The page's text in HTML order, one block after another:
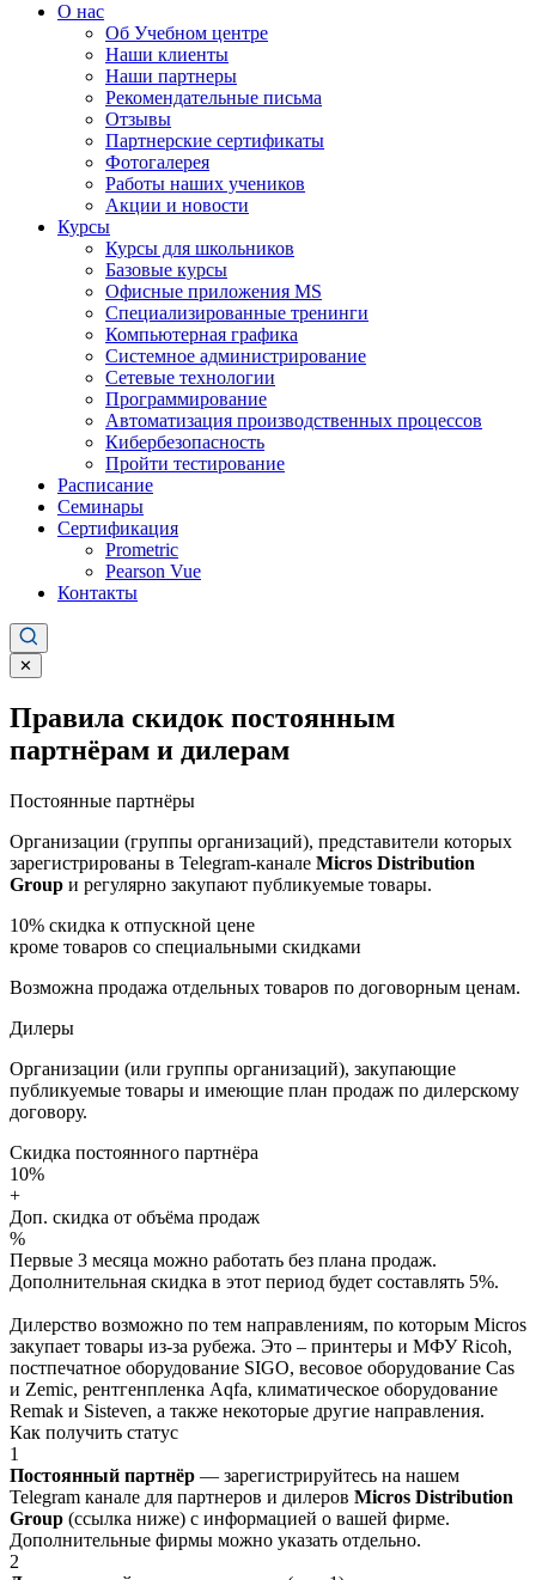
О нас
Об Учебном центре
Наши клиенты
Наши партнеры
Рекомендательные письма
Отзывы
Партнерские сертификаты
Фотогалерея
Работы наших учеников
Акции и новости
Курсы
Курсы для школьников
Базовые курсы
Офисные приложения MS
Специализированные тренинги
Компьютерная графика
Системное администрирование
Сетевые технологии
Программирование
Автоматизация производственных процессов
Кибербезопасность
Пройти тестирование
Расписание
Семинары
Сертификация
Prometric
Pearson Vue
Контакты
✕
Правила скидок постоянным
партнёрам и дилерам
Постоянные партнёры
Организации (группы организаций), представители которых
зарегистрированы в Telegram-канале Micros Distribution
Group и регулярно закупают публикуемые товары.
10% скидка к отпускной цене
кроме товаров со специальными скидками
Возможна продажа отдельных товаров по договорным ценам.
Дилеры
Организации (или группы организаций), закупающие
публикуемые товары и имеющие план продаж по дилерскому
договору.
Скидка постоянного партнёра
10%
+
Доп. скидка от объёма продаж
%
Первые 3 месяца можно работать без плана продаж.
Дополнительная скидка в этот период будет составлять 5%.
Дилерство возможно по тем направлениям, по которым Micros
закупает товары из-за рубежа. Это – принтеры и МФУ Ricoh,
постпечатное оборудование SIGO, весовое оборудование Cas
и Zemic, рентгенпленка Aqfa, климатическое оборудование
Remak и Sisteven, а также некоторые другие направления.
Как получить статус
1
Постоянный партнёр — зарегистрируйтесь на нашем
Telegram канале для партнеров и дилеров Micros Distribution
Group (ссылка ниже) с информацией о вашей фирме.
Дополнительные фирмы можно указать отдельно.
2